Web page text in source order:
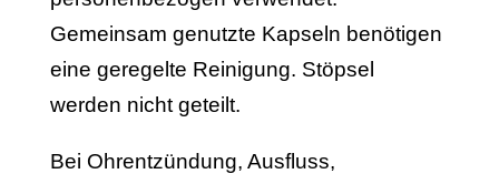
Gemeinsam genutzte Kapseln benötigen
eine geregelte Reinigung. Stöpsel
werden nicht geteilt.
Bei Ohrentzündung, Ausfluss,